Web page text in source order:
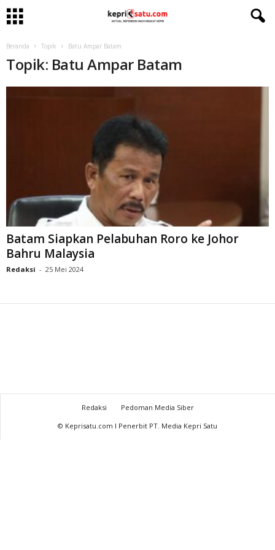
Beranda Topik Batu Ampar Batam
Topik: Batu Ampar Batam
Batam Siapkan Pelabuhan Roro ke Johor
Bahru Malaysia
Redaksi - 25 Mei 2024
Redaksi
Pedoman Media Siber
© Keprisatu.com I Penerbit PT. Media Kepri Satu